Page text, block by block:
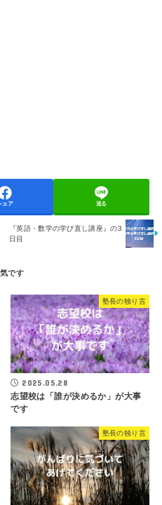
ェア 送る
『英語・数学の学び直し講座』の3
日目
塾長の独り言
2025.05.28
志望校は「誰が決めるか」が大事
です
塾長の独り言